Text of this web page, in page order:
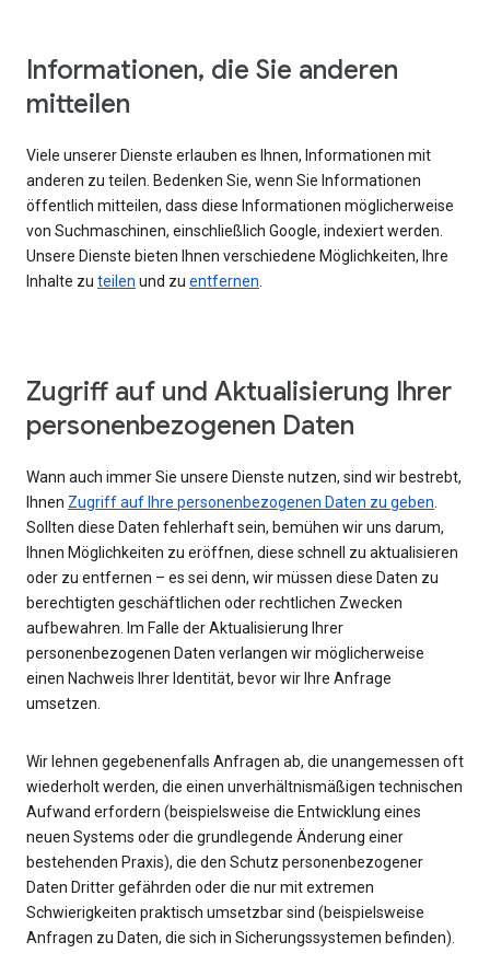
Informationen, die Sie anderen
mitteilen
Viele unserer Dienste erlauben es Ihnen, Informationen mit
anderen zu teilen. Bedenken Sie, wenn Sie Informationen
öffentlich mitteilen, dass diese Informationen möglicherweise
von Suchmaschinen, einschließlich Google, indexiert werden.
Unsere Dienste bieten Ihnen verschiedene Möglichkeiten, Ihre
Inhalte zu teilen und zu entfernen.
Zugriff auf und Aktualisierung Ihrer
personenbezogenen Daten
Wann auch immer Sie unsere Dienste nutzen, sind wir bestrebt,
Ihnen Zugriff auf Ihre personenbezogenen Daten zu geben.
Sollten diese Daten fehlerhaft sein, bemühen wir uns darum,
Ihnen Möglichkeiten zu eröffnen, diese schnell zu aktualisieren
oder zu entfernen – es sei denn, wir müssen diese Daten zu
berechtigten geschäftlichen oder rechtlichen Zwecken
aufbewahren. Im Falle der Aktualisierung Ihrer
personenbezogenen Daten verlangen wir möglicherweise
einen Nachweis Ihrer Identität, bevor wir Ihre Anfrage
umsetzen.
Wir lehnen gegebenenfalls Anfragen ab, die unangemessen oft
wiederholt werden, die einen unverhältnismäßigen technischen
Aufwand erfordern (beispielsweise die Entwicklung eines
neuen Systems oder die grundlegende Änderung einer
bestehenden Praxis), die den Schutz personenbezogener
Daten Dritter gefährden oder die nur mit extremen
Schwierigkeiten praktisch umsetzbar sind (beispielsweise
Anfragen zu Daten, die sich in Sicherungssystemen befinden).